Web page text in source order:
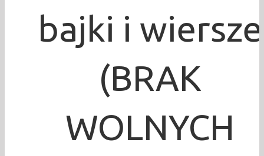
bajki i wiersze
(BRAK
WOLNYCH